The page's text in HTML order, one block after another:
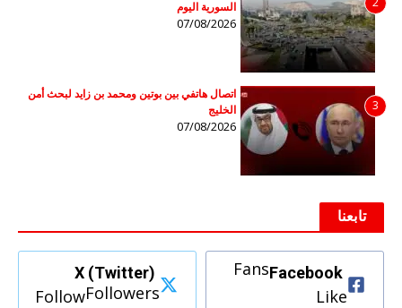
السورية اليوم
07/08/2026
3
اتصال هاتفي بين بوتين ومحمد بن زايد لبحث أمن
الخليج
07/08/2026
تابعنا
Facebook
Fans
Like
X (Twitter)
Followers
Follow